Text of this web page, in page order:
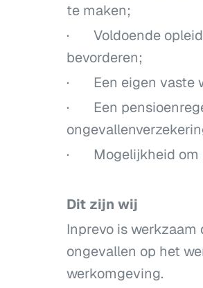
te maken;
· Voldoende
bevorderen;
· Een eigen vaste
· Een
· Mogelijkheid om
Dit zijn wij
Inprevo is
ongevallen op het
werkomgeving.